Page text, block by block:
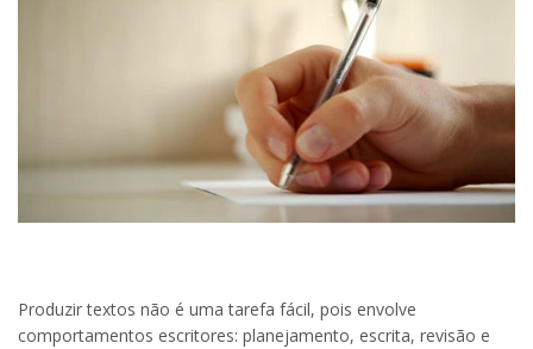
Produzir textos não é uma tarefa fácil, pois envolve
comportamentos escritores: planejamento, escrita, revisão e